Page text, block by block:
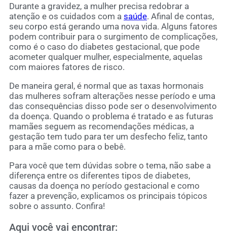
Durante a gravidez, a mulher precisa redobrar a
atenção e os cuidados com a saúde. Afinal de contas,
seu corpo está gerando uma nova vida. Alguns fatores
podem contribuir para o surgimento de complicações,
como é o caso do diabetes gestacional, que pode
acometer qualquer mulher, especialmente, aquelas
com maiores fatores de risco.
De maneira geral, é normal que as taxas hormonais
das mulheres sofram alterações nesse período e uma
das consequências disso pode ser o desenvolvimento
da doença. Quando o problema é tratado e as futuras
mamães seguem as recomendações médicas, a
gestação tem tudo para ter um desfecho feliz, tanto
para a mãe como para o bebê.
Para você que tem dúvidas sobre o tema, não sabe a
diferença entre os diferentes tipos de diabetes,
causas da doença no período gestacional e como
fazer a prevenção, explicamos os principais tópicos
sobre o assunto. Confira!
Aqui você vai encontrar: